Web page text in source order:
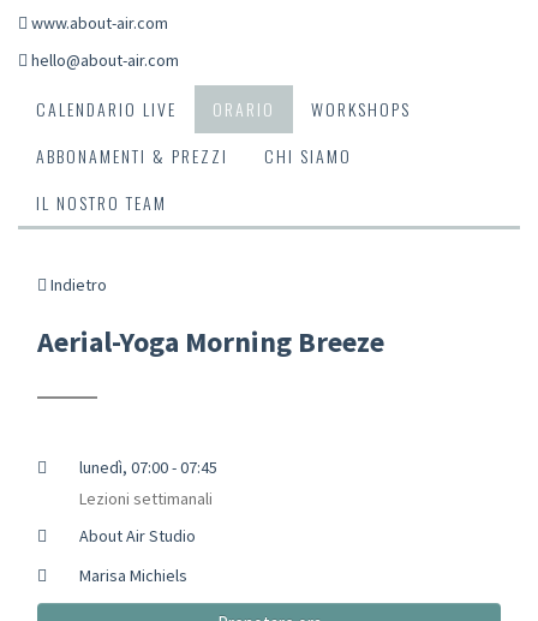
www.about-air.com
hello@about-air.com
CALENDARIO LIVE ORARIO
WORKSHOPS
ABBONAMENTI & PREZZI
CHI SIAMO
IL NOSTRO TEAM
Indietro
Aerial-Yoga Morning Breeze
lunedì, 07:00 - 07:45
Lezioni settimanali
About Air Studio
Marisa Michiels